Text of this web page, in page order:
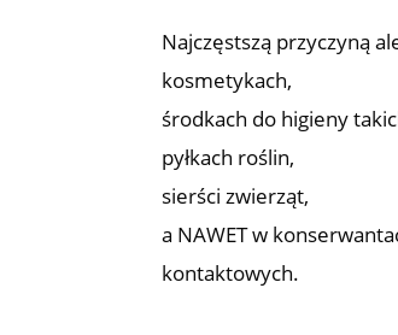
Najczęstszą przyczyną
kosmetykach,
środkach do higieny
pyłkach roślin,
sierści zwierząt,
a NAWET w
kontaktowych.